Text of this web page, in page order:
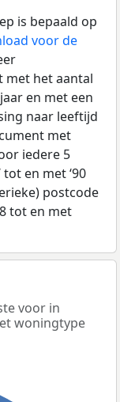
is bepaald op
voor de
met het aantal
en met een
naar leeftijd
met
iedere 5
en met ‘90
postcode
tot en met
voor in
woningtype